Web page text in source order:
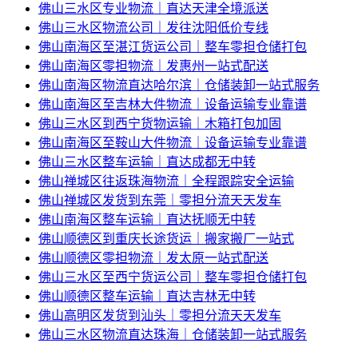
佛山三水区专业物流｜直达天津全境派送
佛山三水区物流公司｜发往沈阳低价专线
佛山南海区至湛江货运公司｜整车零担仓储打包
佛山南海区零担物流｜发惠州一站式配送
佛山南海区物流直达哈尔滨｜仓储装卸一站式服务
佛山南海区至吉林大件物流｜设备运输专业靠谱
佛山三水区到西宁货物运输｜木箱打包加固
佛山南海区至鞍山大件物流｜设备运输专业靠谱
佛山三水区整车运输｜直达成都无中转
佛山禅城区往返珠海物流｜全程跟踪安全运输
佛山禅城区发货到东莞｜零担分流天天发车
佛山南海区整车运输｜直达抚顺无中转
佛山顺德区到重庆长途货运｜搬家搬厂一站式
佛山顺德区零担物流｜发太原一站式配送
佛山三水区至西宁货运公司｜整车零担仓储打包
佛山顺德区整车运输｜直达吉林无中转
佛山高明区发货到汕头｜零担分流天天发车
佛山三水区物流直达珠海｜仓储装卸一站式服务